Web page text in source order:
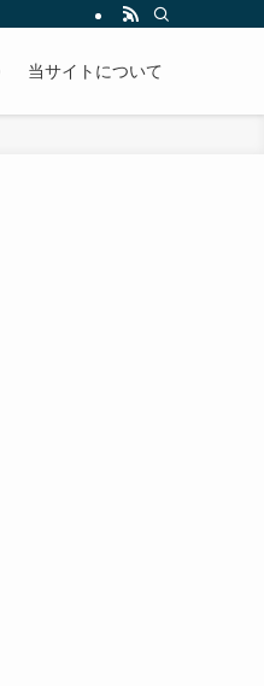
当サイトについて